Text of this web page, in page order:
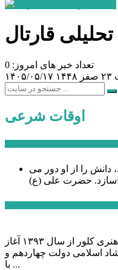
قارتال
تعداد خبر های امروز: 0
۱۴۰۵/۰۵/۱۷
اوقات شرعی
دانش را از او دور می
سازد.حضرت علی (ع):
عملیات اجرایی مجتمع فرهنگی و هنری کلور از سال ۱۳۹۳ آغاز
اسلامی دولت چهاردهم و
با ...